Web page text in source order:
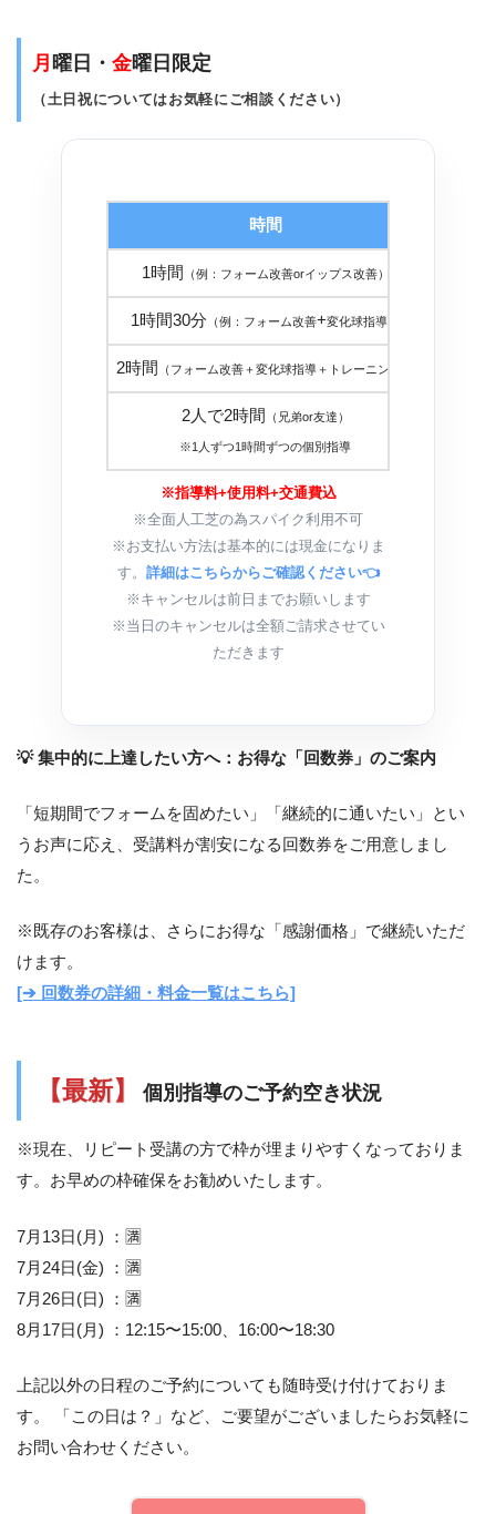
月 曜日・ 金曜日限定
（土日祝についてはお気軽にご相談ください）
時間
1時間 （例：フォーム改善orイップス改善）
1時間30分 （例：フォーム改善+変化球指導）
2時間 （フォーム改善＋変化球指導＋トレーニング）
2人で2時間 （兄弟or友達）
※1人ずつ1時間ずつの個別指導
※指導料+使用料+交通費込
※全面人工芝の為スパイク利用不可
※お支払い方法は基本的には現金になりま
す。 詳細はこちらからご確認ください👈
※キャンセルは前日までお願いします
※当日のキャンセルは全額ご請求させてい
ただきます
💡 集中的に上達したい方へ：お得な「回数券」のご案内
「短期間でフォームを固めたい」「継続的に通いたい」とい
うお声に応え、受講料が割安になる回数券をご用意しまし
た。
※既存のお客様は、さらにお得な「感謝価格」で継続いただ
けます。
[➔ 回数券の詳細・料金一覧はこちら]
【最新】 個別指導のご予約空き状況
※現在、リピート受講の方で枠が埋まりやすくなっておりま
す。お早めの枠確保をお勧めいたします。
7月13日(月) ：🈵
7月24日(金) ：🈵
7月26日(日) ：🈵
8月17日(月) ：12:15〜15:00、16:00〜18:30
上記以外の日程のご予約についても随時受け付けておりま
す。 「この日は？」など、ご要望がございましたらお気軽に
お問い合わせください。